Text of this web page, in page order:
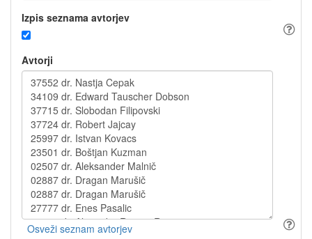
Izpis seznama avtorjev
Avtorji